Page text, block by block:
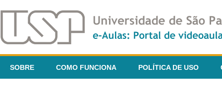
SOBRE COMO FUNCIONA POLÍTICA DE USO